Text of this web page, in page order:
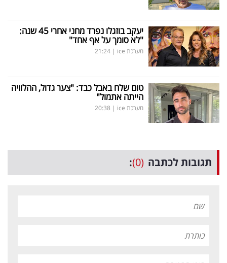
יעקב בוזגלו נפרד מחני אחרי 45 שנה:
"לא סומך על אף אחד"
מערכת ice |
21:24
טום שלח באבל כבד: "צער גדול, ההלוויה
הייתה אתמול"
מערכת ice |
20:38
תגובות לכתבה (0)
: